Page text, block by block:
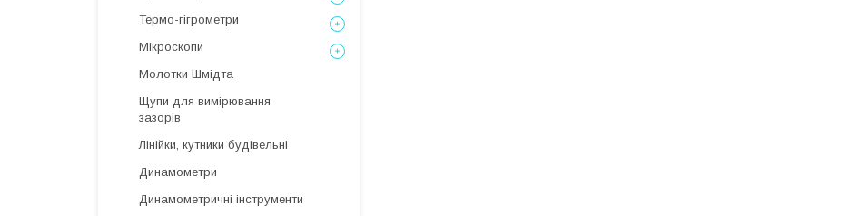
Термо-гігрометри
Мікроскопи
Молотки Шмідта
Щупи для вимірювання
зазорів
Лінійки, кутники будівельні
Динамометри
Динамометричні інструменти